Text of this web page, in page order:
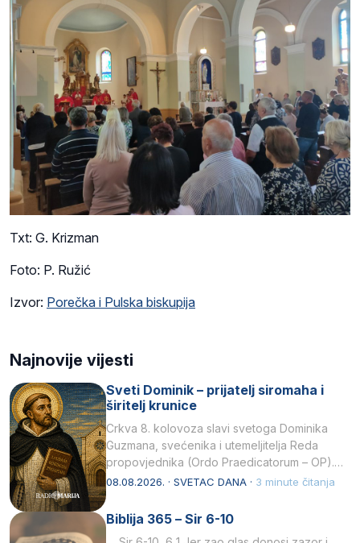
Txt: G. Krizman
Foto: P. Ružić
Izvor: Porečka i Pulska biskupija
Najnovije vijesti
Sveti Dominik – prijatelj siromaha i
širitelj krunice
Crkva 8. kolovoza slavi svetoga Dominika
Guzmana, svećenika i utemeljitelja Reda
propovjednika (Ordo Praedicatorum – OP).
Svojim životom, dubokom ljubavlju prema
08.08.2026. · SVETAC DANA · 3 minute čitanja
Biblija 365 – Sir 6-10